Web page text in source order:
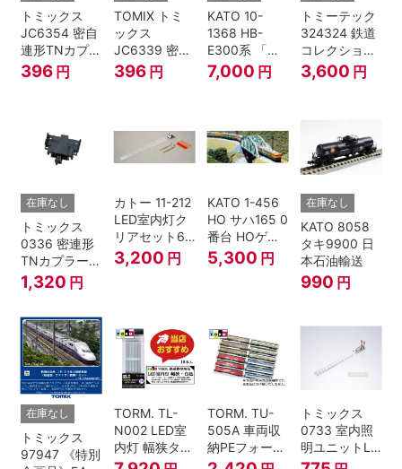
トミックス
JC6354 密自
連形TNカプラ
ーSP・黒(キ
ハ52-100用)
396 円
TOMIX トミ
ックス
JC6339 密連
形TNカプラー
(SP・グレ
転台側) 鉄道
模型 Nゲージ
396 円
KATO 10-
1368 HB-
E300系 「リ
ゾートビュー
ふるさと」 2
7,000 円
トミーテック
324324 鉄道
コレクション
名古屋鉄道
6000系 白帯
nゲージ
3,600 円
在庫なし
トミックス
0336 密連形
TNカプラー
(6個・SP・
黒)
1,320 円
カトー 11-212
LED室内灯ク
リアセット6
入 Nゲージ
3,200 円
KATO 1-456
HO サハ165 0
番台 HOゲー
ジ
5,300 円
在庫なし
KATO 8058
タキ9900 日
本石油輸送
990 円
在庫なし
トミックス
97947 《特別
TORM. TL-
N002 LED室
内灯 幅狭タイ
プ・白色 10本
TORM. TU-
505A 車両収
納PEフォーム
12両用 (ライ
トミックス
0733 室内照
明ユニットLC
(白色)